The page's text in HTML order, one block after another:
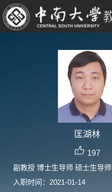
匡湖林
197
副教授 博士生导师 硕士生导师
入职时间：2021-01-14